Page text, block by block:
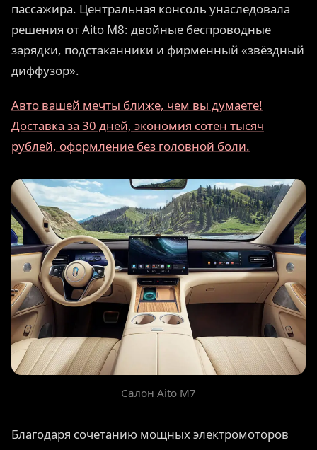
пассажира. Центральная консоль унаследовала
решения от Aito M8: двойные беспроводные
зарядки, подстаканники и фирменный «звёздный
диффузор».
Авто вашей мечты ближе, чем вы думаете!
Доставка за 30 дней, экономия сотен тысяч
рублей, оформление без головной боли.
Салон Aito M7
Благодаря сочетанию мощных электромоторов